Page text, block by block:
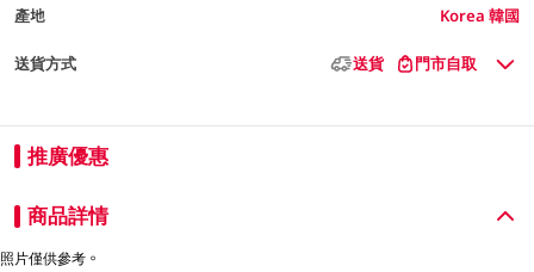
產地 Korea 韓國
送貨方式 送貨 門市自取
推廣優惠
商品詳情
照片僅供參考。